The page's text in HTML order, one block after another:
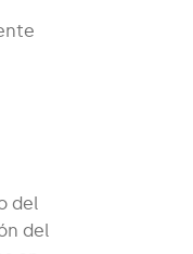
del
del